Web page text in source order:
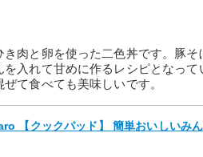
肉と卵を使った二色丼です。豚そ
入れて甘めに作るレシピとなって
て食べても美味しいです。
【クックパッド】 簡単おいしいみ